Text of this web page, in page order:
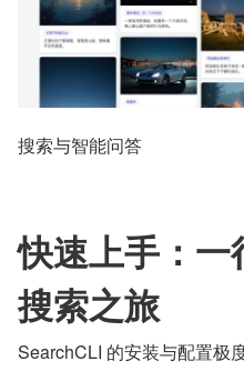
搜索与智能问答
快速上手：
搜索之旅
SearchCLI 的安装与配置极